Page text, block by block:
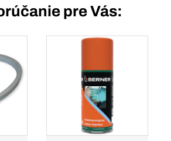
pre Vás: